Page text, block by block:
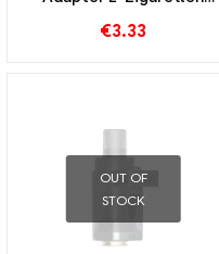
€3.33
OUT OF
STOCK